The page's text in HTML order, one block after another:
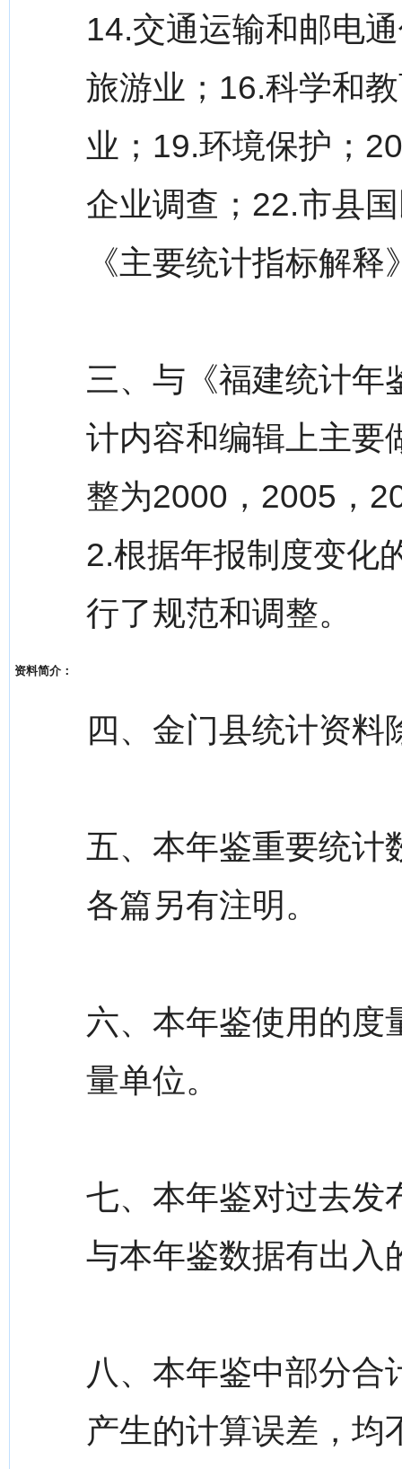
资料简介：
14.交通运输和邮电
旅游业；16.科学和
业；19.环境保护；
企业调查；22.市县
《主要统计指标解释
三、与《福建统计年
计内容和编辑上主要
整为2000，2005，
2.根据年报制度变化
行了规范和调整。
四、金门县统计资
五、本年鉴重要统计
各篇另有注明。
六、本年鉴使用的度
量单位。
七、本年鉴对过去发
与本年鉴数据有出入
八、本年鉴中部分合
产生的计算误差，均